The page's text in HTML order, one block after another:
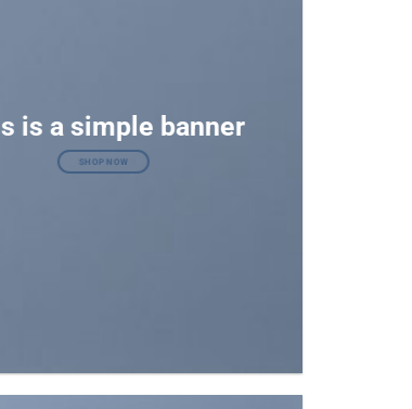
is a simple banner
SHOP NOW